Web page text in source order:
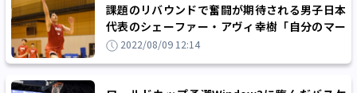
課題のリバウンドで奮闘が期待される男子日本
代表のシェーファー・アヴィ幸樹「自分のマー
クマンには必ず取らせない意識」
2022/08/09 12:14